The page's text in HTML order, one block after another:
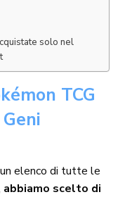
solo nel
TCG
elenco di tutte le
abbiamo scelto di